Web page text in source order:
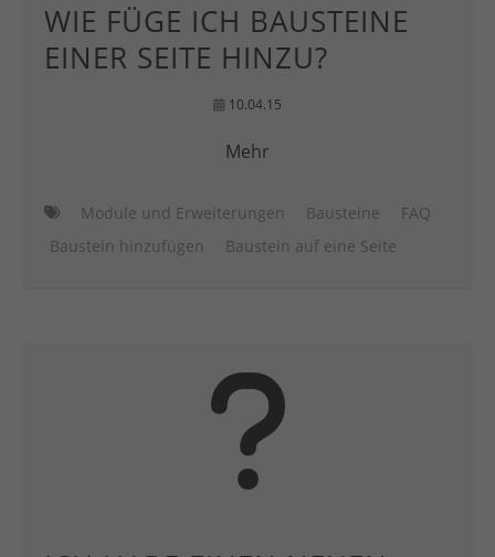
WIE FÜGE ICH BAUSTEINE
EINER SEITE HINZU?
10.04.15
Mehr
Module und Erweiterungen Bausteine
FAQ
Baustein hinzufügen
Baustein auf eine Seite